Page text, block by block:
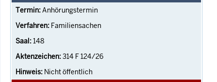
Anhörungstermin
Familiensachen
148
314 F 124/26
Nicht öffentlich